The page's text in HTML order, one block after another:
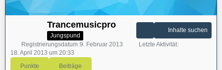
Trancemusicpro
Jungspund
Punkte
Beiträge
Inhalte suchen
Registrierungsdatum 9. Februar 2013
Letzte Aktivität
18. April 2013 um 20:33